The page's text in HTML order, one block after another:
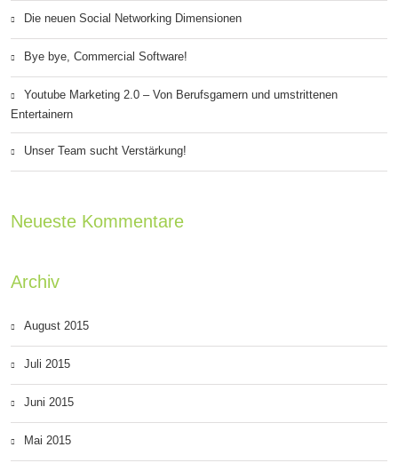
Die neuen Social Networking Dimensionen
Bye bye, Commercial Software!
Youtube Marketing 2.0 – Von Berufsgamern und umstrittenen
Entertainern
Unser Team sucht Verstärkung!
Neueste Kommentare
Archiv
August 2015
Juli 2015
Juni 2015
Mai 2015